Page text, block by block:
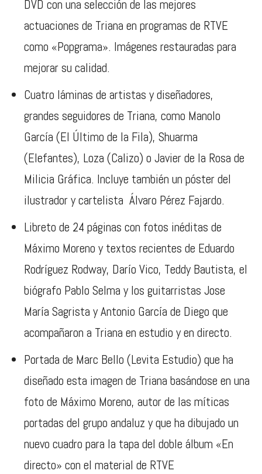
DVD con una selección de las mejores
actuaciones de Triana en programas de RTVE
como «Popgrama». Imágenes restauradas para
mejorar su calidad.
Cuatro láminas de artistas y diseñadores,
grandes seguidores de Triana, como Manolo
García (El Último de la Fila), Shuarma
(Elefantes), Loza (Calizo) o Javier de la Rosa de
Milicia Gráfica. Incluye también un póster del
ilustrador y cartelista Álvaro Pérez Fajardo.
Libreto de 24 páginas con fotos inéditas de
Máximo Moreno y textos recientes de Eduardo
Rodríguez Rodway, Darío Vico, Teddy Bautista, el
biógrafo Pablo Selma y los guitarristas Jose
María Sagrista y Antonio García de Diego que
acompañaron a Triana en estudio y en directo.
Portada de Marc Bello (Levita Estudio) que ha
diseñado esta imagen de Triana basándose en una
foto de Máximo Moreno, autor de las míticas
portadas del grupo andaluz y que ha dibujado un
nuevo cuadro para la tapa del doble álbum «En
directo» con el material de RTVE